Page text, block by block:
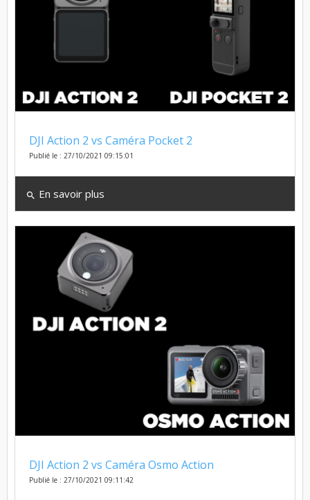
DJI Action 2 vs Caméra Pocket 2
Publié le : 27/10/2021 09:15:01
search En savoir plus
DJI Action 2 vs Caméra Osmo Action
Publié le : 27/10/2021 09:11:42